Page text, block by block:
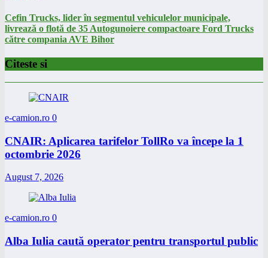
Cefin Trucks, lider în segmentul vehiculelor municipale,
livrează o flotă de 35 Autogunoiere compactoare Ford Trucks
către compania AVE Bihor
Citeste si
e-camion.ro 0
CNAIR: Aplicarea tarifelor TollRo va începe la 1
octombrie 2026
August 7, 2026
e-camion.ro 0
Alba Iulia caută operator pentru transportul public